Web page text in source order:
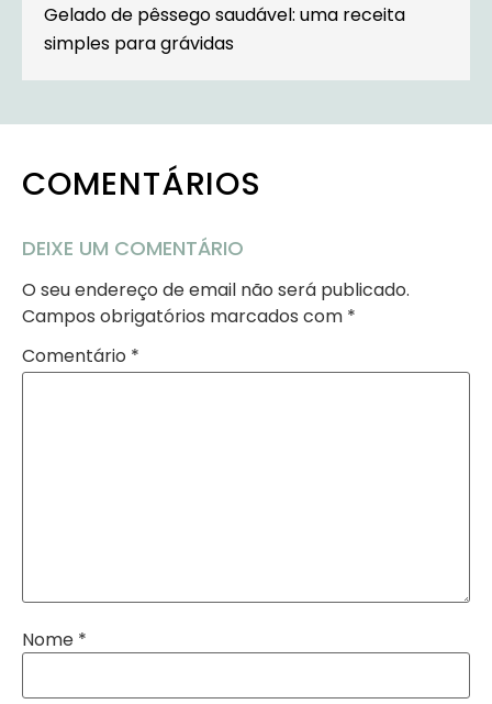
Gelado de pêssego saudável: uma receita
simples para grávidas
COMENTÁRIOS
DEIXE UM COMENTÁRIO
O seu endereço de email não será publicado.
Campos obrigatórios marcados com *
Comentário *
Nome *